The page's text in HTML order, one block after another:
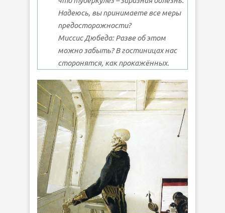
Надеюсь, вы принимаете все меры
предосторожности?
Миссис Дюбеда: Разве об этом
можно забыть? В гостиницах нас
сторонятся, как прокажённых.